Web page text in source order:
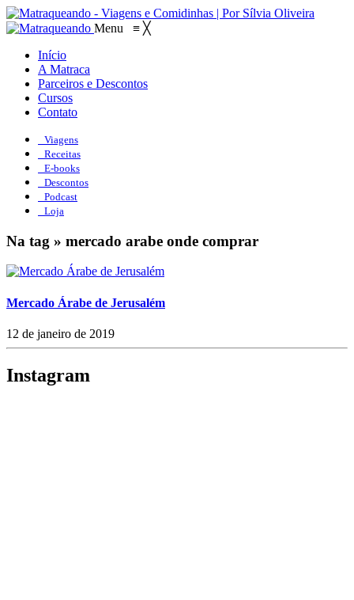
Menu ≡ ╳
Início
A Matraca
Parceiros e Descontos
Cursos
Contato
Viagens
Receitas
E-books
Descontos
Podcast
Loja
Na tag » mercado arabe onde comprar
Mercado Árabe de Jerusalém
12 de janeiro de 2019
Instagram